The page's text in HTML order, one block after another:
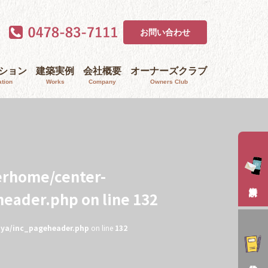
お問い合わせ
ョン 建築実例
Works
会社概要
Company
オーナーズクラブ
Owners Club
center-
on line 132
inc_pageheader.php on line 132